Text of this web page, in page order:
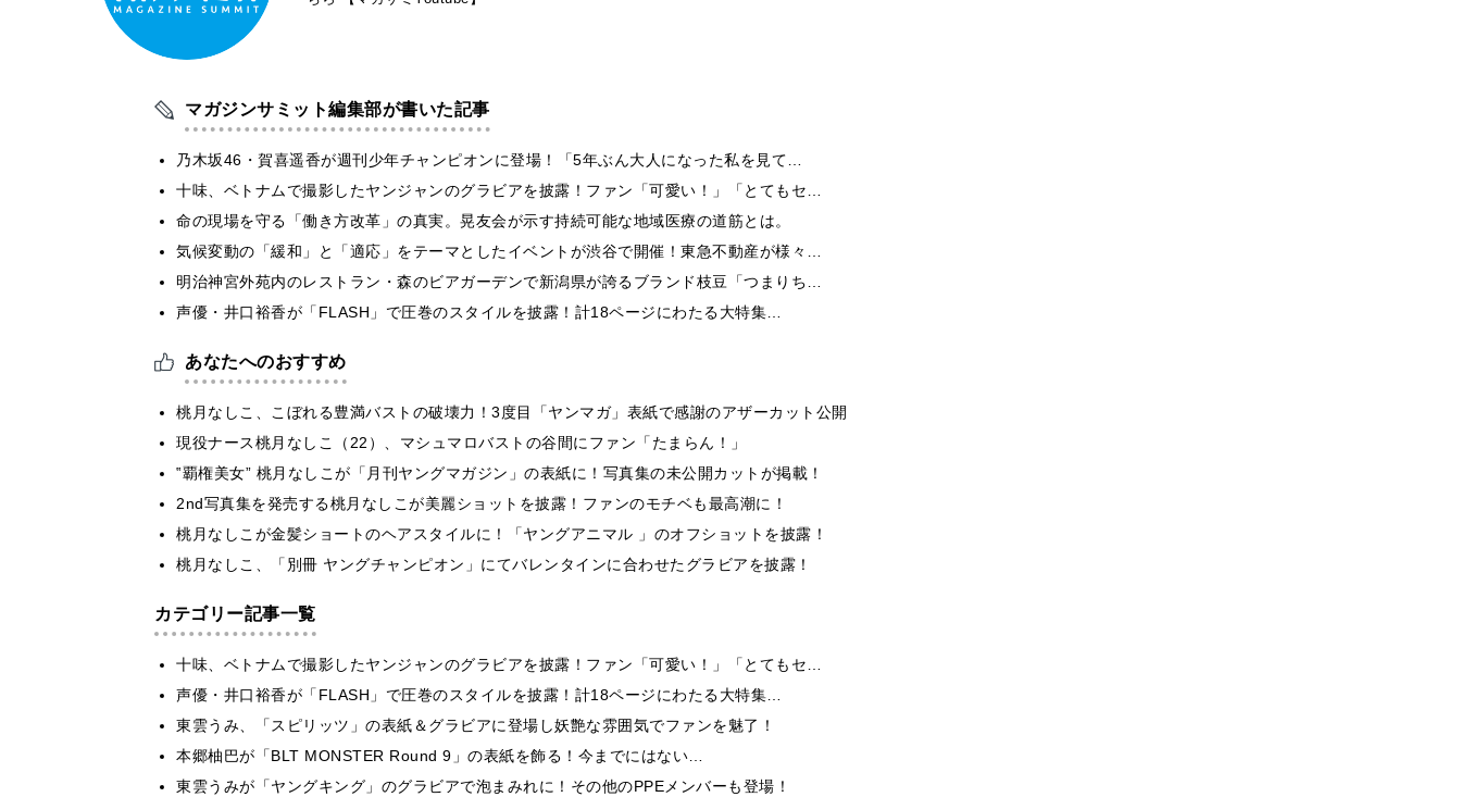
マガジンサミット編集部が書いた記事
乃木坂46・賀喜遥香が週刊少年チャンピオンに登場！「5年ぶん大人になった私を見て…
十味、ベトナムで撮影したヤンジャンのグラビアを披露！ファン「可愛い！」「とてもセ…
​命の現場を守る「働き方改革」の真実。晃友会が示す持続可能な地域医療の道筋とは。
気候変動の「緩和」と「適応」をテーマとしたイベントが渋谷で開催！東急不動産が様々…
明治神宮外苑内のレストラン・森のビアガーデンで新潟県が誇るブランド枝豆「つまりち…
声優・井口裕香が「FLASH」で圧巻のスタイルを披露！計18ページにわたる大特集…
あなたへのおすすめ
桃月なしこ、こぼれる豊満バストの破壊力！3度目「ヤンマガ」表紙で感謝のアザーカット公開
現役ナース桃月なしこ（22）、マシュマロバストの谷間にファン「たまらん！」
‟覇権美女” 桃月なしこが「月刊ヤングマガジン」の表紙に！写真集の未公開カットが掲載！
2nd写真集を発売する桃月なしこが美麗ショットを披露！ファンのモチベも最高潮に！
桃月なしこが金髪ショートのヘアスタイルに！「ヤングアニマル 」のオフショットを披露！
桃月なしこ、「別冊 ヤングチャンピオン」にてバレンタインに合わせたグラビアを披露！
カテゴリー記事一覧
十味、ベトナムで撮影したヤンジャンのグラビアを披露！ファン「可愛い！」「とてもセ…
声優・井口裕香が「FLASH」で圧巻のスタイルを披露！計18ページにわたる大特集…
東雲うみ、「スピリッツ」の表紙＆グラビアに登場し妖艶な雰囲気でファンを魅了！
本郷柚巴が「BLT MONSTER Round 9」の表紙を飾る！今までにはない…
東雲うみが「ヤングキング」のグラビアで泡まみれに！その他のPPEメンバーも登場！